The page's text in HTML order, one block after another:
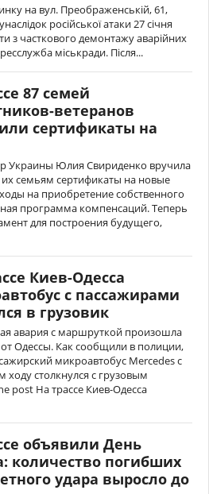
на вул. Преображенській, 61,
російської атаки 27 січня
з часткового демонтажу аварійних
міськради. Після...
87 семей
ветеранов
сертификаты на
Украины Юлия Свириденко вручила
семьям сертификаты на новые
на приобретение собственного
программа компенсаций. Теперь
для построения будущего,
Киев-Одесса
с пассажирами
в грузовик
авария с маршруткой произошла
Одессы. Как сообщили в полиции,
микроавтобус Mercedes с
столкнулся с грузовым
post На трассе Киев-Одесса
объявили День
количество погибших
удара выросло до